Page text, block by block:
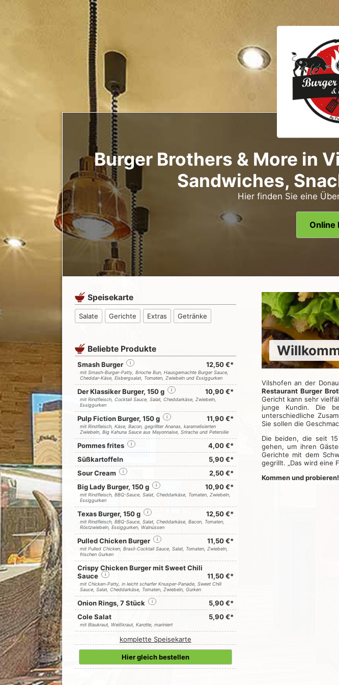
Burger Brothers & More in
Sandwiches,
Hier finden Sie eine
Online
Speisekarte
Salate Gerichte Extras Getränke
Beliebte Produkte
Smash Burger i 12,50 €*
mit Smash-Burger-Patty, Brioche Bun, Hausgemachte Burger Sauce,
Cheddar-Käse, Eisbergsalat, Tomaten, Zwiebeln und Essiggurken
Der Klassiker Burger, 150 g i 10,90 €*
mit Rindfleisch, Cocktail Sauce, Salat, Cheddarkäse, Zwiebeln,
Essiggurken
Pulp Fiction Burger, 150 g i 11,90 €*
mit Rindfleisch, Käse, Bacon, gegrillter Ananas, karamelisierten
Zwiebeln, Big Kahuna Sauce aus Mayonnaise, Sriracha und Petersilie
Pommes frites i
4,00 €*
Süßkartoffeln
5,90 €*
Sour Cream
i
2,50 €*
Big Lady Burger, 150 g
i 10,90 €*
mit Rindfleisch, BBQ-Sauce, Salat, Cheddarkäse, Tomaten, Zwiebeln,
Essiggurken
Texas Burger, 150 g i 12,50 €*
mit Rindfleisch, BBQ-Sauce, Salat, Cheddarkäse, Bacon, Tomaten,
Röstzwiebeln, Essiggurken, Walnüssen
Pulled Chicken Burger i 11,50 €*
mit Pulled Chicken, Brasil-Cocktail Sauce, Salat, Tomaten, Zwiebeln,
frischen Gurken
Crispy Chicken Burger mit Sweet Chili
Sauce
i 11,50 €*
mit Chicken-Patty, in leicht scharfer Knusper-Panade, Sweet Chili
Sauce, Salat, Cheddarkäse, Tomaten, Zwiebeln, Gurken
Onion Rings, 7 Stück i
5,90 €*
Cole Salat
5,90 €*
mit Blaukraut, Weißkraut, Karotte, mariniert
komplette Speisekarte
Hier gleich bestellen
Vilshofen an der
Restaurant Burger
Gericht kann sehr
junge Kundin. Die
unterschiedliche
Sie sollen die
Die beiden, die seit
gehen, um ihren
Gerichte mit dem
gegrillt. „Das wird eine
Kommen und probieren!